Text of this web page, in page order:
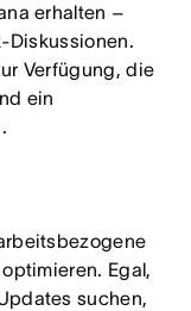
erhalten –
Diskussionen.
Verfügung, die
ein
Egal,
suchen,